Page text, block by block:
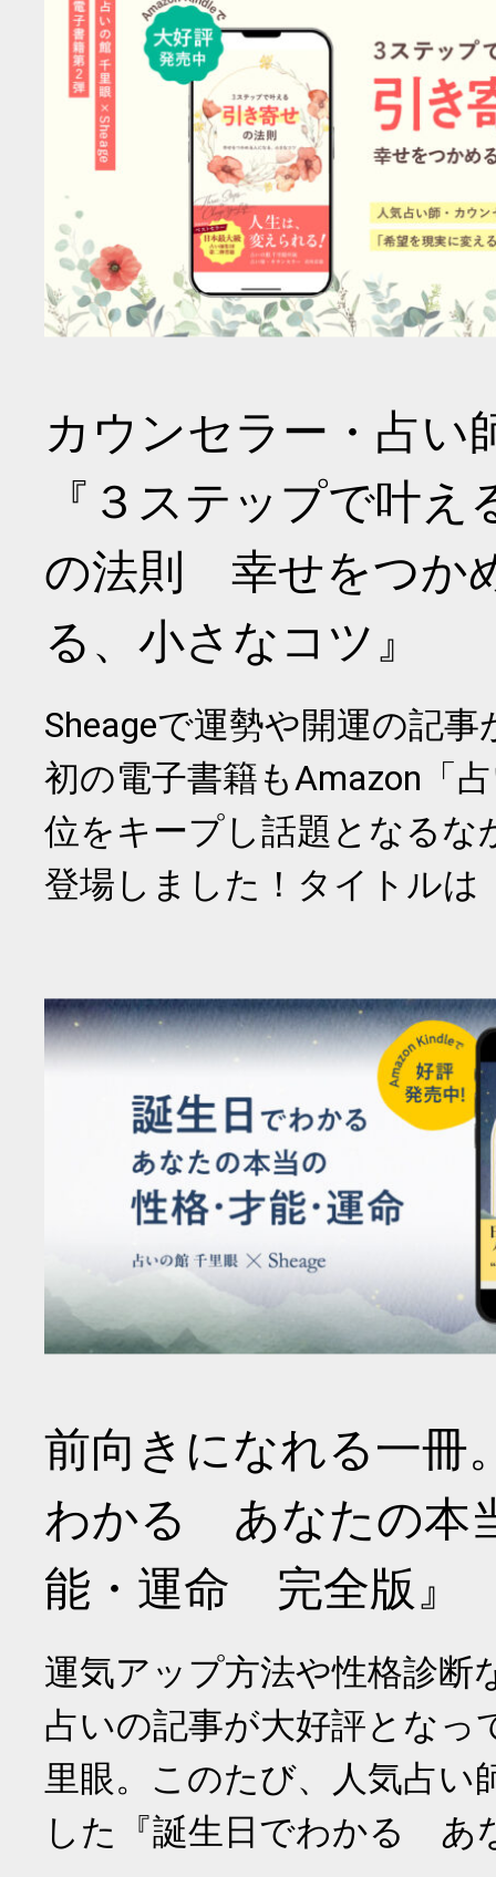
カウンセラー・占い
『３ステップで叶
の法則 幸せをつか
る、小さなコツ』
Sheageで運勢や開運の記
初の電子書籍もAmazon「
位をキープし話題となるな
登場しました！タイトルは
前向きになれる一冊
わかる あなたの本
能・運命 完全版』
運気アップ方法や性格診断
占いの記事が大好評となっ
里眼。このたび、人気占い
した『誕生日でわかる あ